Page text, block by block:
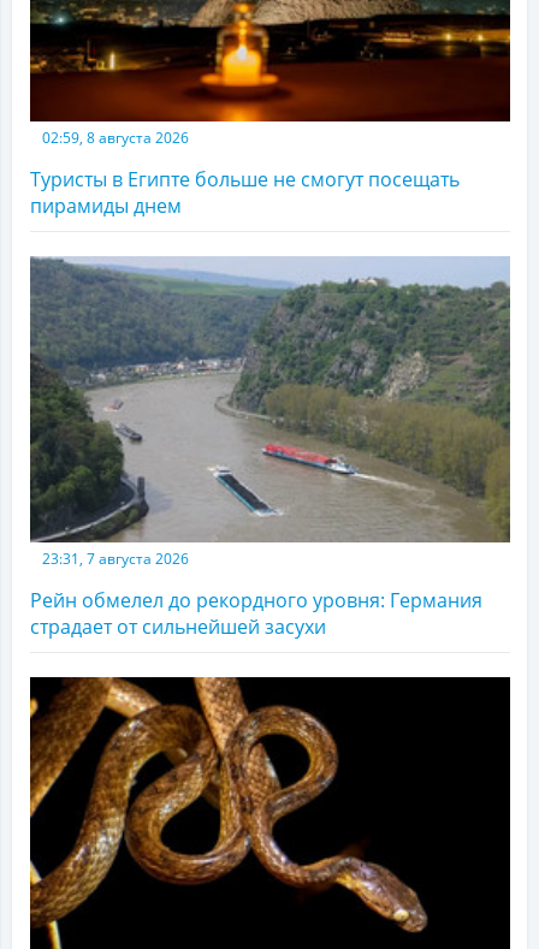
02:59, 8 августа 2026
Туристы в Египте больше не смогут посещать
пирамиды днем
23:31, 7 августа 2026
Рейн обмелел до рекордного уровня: Германия
страдает от сильнейшей засухи